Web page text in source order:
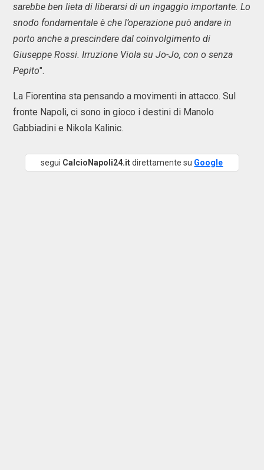
sarebbe ben lieta di liberarsi di un ingaggio importante. Lo
snodo fondamentale è che l’operazione può andare in
porto anche a prescindere dal coinvolgimento di
Giuseppe Rossi. Irruzione Viola su Jo-Jo, con o senza
Pepito".
La Fiorentina sta pensando a movimenti in attacco. Sul
fronte Napoli, ci sono in gioco i destini di Manolo
Gabbiadini e Nikola Kalinic.
segui CalcioNapoli24.itdirettamente su Google